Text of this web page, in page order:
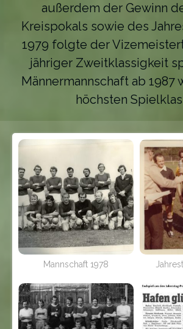
außerdem der Gewinn
Kreispokals sowie des
1979 folgte der
jähriger Zweitklassigkeit
Männermannschaft ab 1987
höchsten
Mannschaft 1978